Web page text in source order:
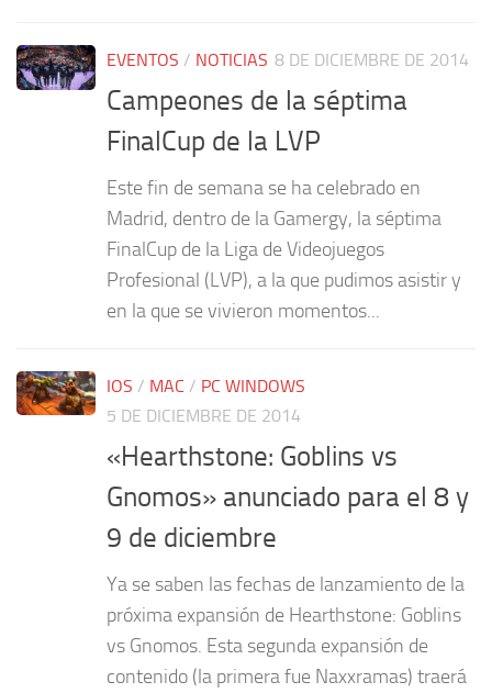
EVENTOS / NOTICIAS 8 DE DICIEMBRE DE 2014
Campeones de la séptima
FinalCup de la LVP
Este fin de semana se ha celebrado en
Madrid, dentro de la Gamergy, la séptima
FinalCup de la Liga de Videojuegos
Profesional (LVP), a la que pudimos asistir y
en la que se vivieron momentos...
IOS / MAC / PC WINDOWS
5 DE DICIEMBRE DE 2014
«Hearthstone: Goblins vs
Gnomos» anunciado para el 8 y
9 de diciembre
Ya se saben las fechas de lanzamiento de la
próxima expansión de Hearthstone: Goblins
vs Gnomos. Esta segunda expansión de
contenido (la primera fue Naxxramas) traerá